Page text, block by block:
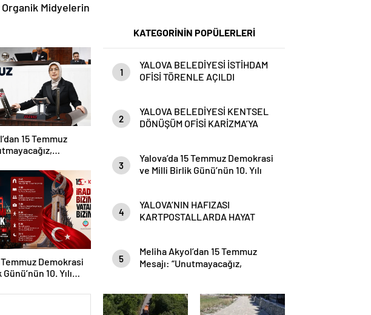
Midyelerin
15 Temmuz
Temmuz Demokrasi
10. Yılı
KATEGORİNİN POPÜLERLERİ
1
YALOVA BELEDİYESİ İSTİHDAM
OFİSİ TÖRENLE AÇILDI
2
YALOVA BELEDİYESİ KENTSEL
DÖNÜŞÜM OFİSİ KARİZMA’YA
3
Yalova’da 15 Temmuz Demokrasi
ve Milli Birlik Günü’nün 10. Yılı
4
YALOVA’NIN HAFIZASI
KARTPOSTALLARDA HAYAT
5
Meliha Akyol’dan 15 Temmuz
Mesajı: “Unutmayacağız,